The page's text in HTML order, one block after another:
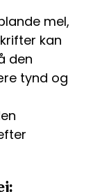
mel,
kan
den
tynd og